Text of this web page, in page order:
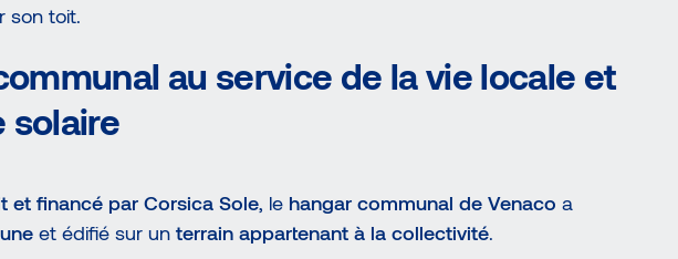
son toit.
au service de la vie locale et
solaire
et financé par Corsica Sole, le hangar communal de Venaco a
et édifié sur un terrain appartenant à la collectivité.